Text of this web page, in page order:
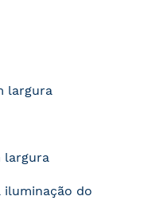
largura
largura
iluminação do